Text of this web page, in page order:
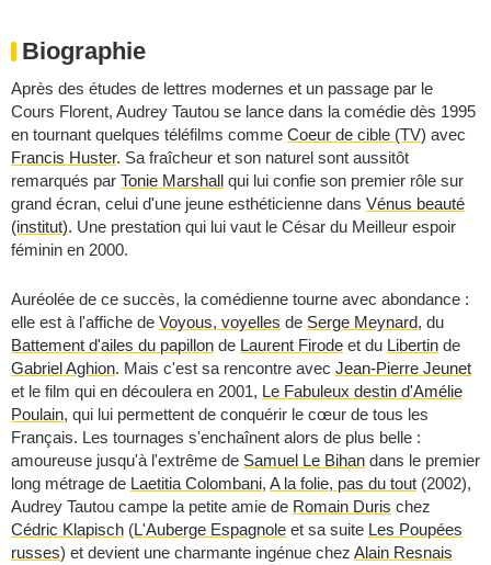
Biographie
Après des études de lettres modernes et un passage par le
Cours Florent, Audrey Tautou se lance dans la comédie dès 1995
en tournant quelques téléfilms comme Coeur de cible (TV) avec
Francis Huster. Sa fraîcheur et son naturel sont aussitôt
remarqués par Tonie Marshall qui lui confie son premier rôle sur
grand écran, celui d'une jeune esthéticienne dans Vénus beauté
(institut). Une prestation qui lui vaut le César du Meilleur espoir
féminin en 2000.
Auréolée de ce succès, la comédienne tourne avec abondance :
elle est à l'affiche de Voyous, voyelles de Serge Meynard, du
Battement d'ailes du papillon de Laurent Firode et du Libertin de
Gabriel Aghion. Mais c'est sa rencontre avec Jean-Pierre Jeunet
et le film qui en découlera en 2001, Le Fabuleux destin d'Amélie
Poulain, qui lui permettent de conquérir le cœur de tous les
Français. Les tournages s'enchaînent alors de plus belle :
amoureuse jusqu'à l'extrême de Samuel Le Bihan dans le premier
long métrage de Laetitia Colombani, A la folie, pas du tout (2002),
Audrey Tautou campe la petite amie de Romain Duris chez
Cédric Klapisch (L'Auberge Espagnole et sa suite Les Poupées
russes) et devient une charmante ingénue chez Alain Resnais